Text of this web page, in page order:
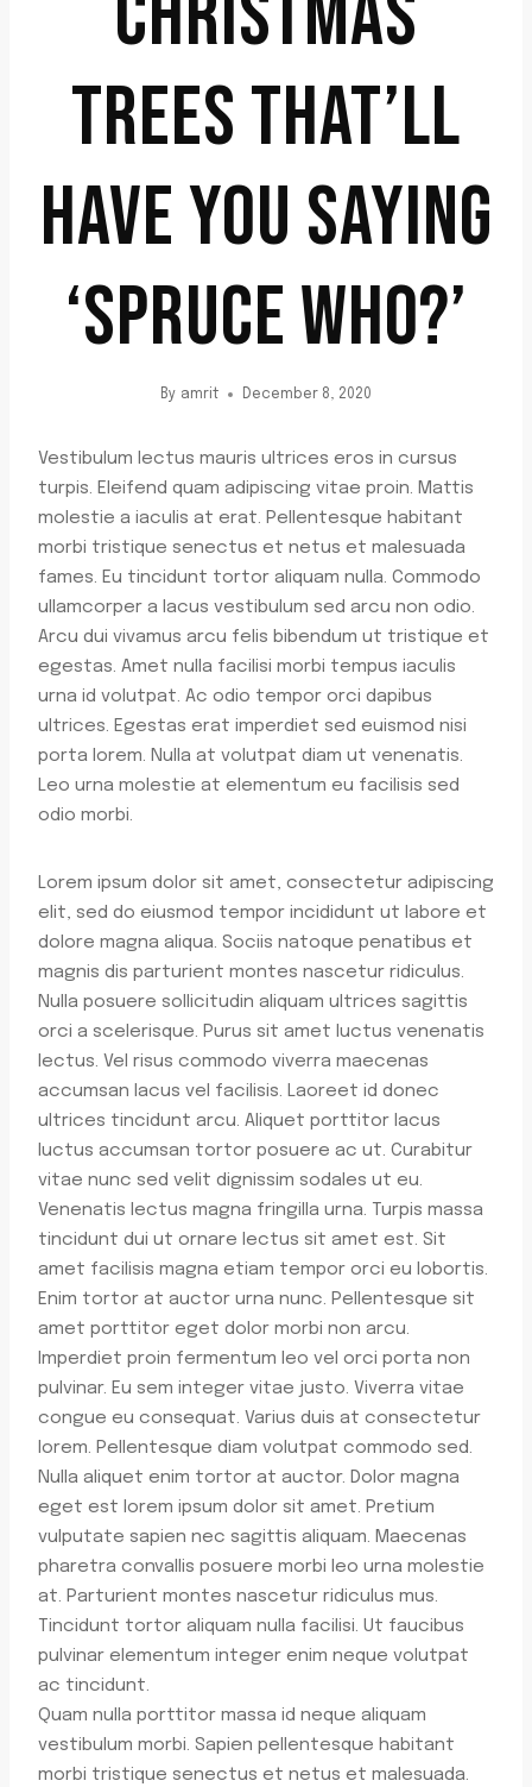
TREES THAT’LL
HAVE YOU SAYING
‘SPRUCE WHO?’
By amrit December 8, 2020
Vestibulum lectus mauris ultrices eros in cursus
turpis. Eleifend quam adipiscing vitae proin. Mattis
molestie a iaculis at erat. Pellentesque habitant
morbi tristique senectus et netus et malesuada
fames. Eu tincidunt tortor aliquam nulla. Commodo
ullamcorper a lacus vestibulum sed arcu non odio.
Arcu dui vivamus arcu felis bibendum ut tristique et
egestas. Amet nulla facilisi morbi tempus iaculis
urna id volutpat. Ac odio tempor orci dapibus
ultrices. Egestas erat imperdiet sed euismod nisi
porta lorem. Nulla at volutpat diam ut venenatis.
Leo urna molestie at elementum eu facilisis sed
odio morbi.
Lorem ipsum dolor sit amet, consectetur adipiscing
elit, sed do eiusmod tempor incididunt ut labore et
dolore magna aliqua. Sociis natoque penatibus et
magnis dis parturient montes nascetur ridiculus.
Nulla posuere sollicitudin aliquam ultrices sagittis
orci a scelerisque. Purus sit amet luctus venenatis
lectus. Vel risus commodo viverra maecenas
accumsan lacus vel facilisis. Laoreet id donec
ultrices tincidunt arcu. Aliquet porttitor lacus
luctus accumsan tortor posuere ac ut. Curabitur
vitae nunc sed velit dignissim sodales ut eu.
Venenatis lectus magna fringilla urna. Turpis massa
tincidunt dui ut ornare lectus sit amet est. Sit
amet facilisis magna etiam tempor orci eu lobortis.
Enim tortor at auctor urna nunc. Pellentesque sit
amet porttitor eget dolor morbi non arcu.
Imperdiet proin fermentum leo vel orci porta non
pulvinar. Eu sem integer vitae justo. Viverra vitae
congue eu consequat. Varius duis at consectetur
lorem. Pellentesque diam volutpat commodo sed.
Nulla aliquet enim tortor at auctor. Dolor magna
eget est lorem ipsum dolor sit amet. Pretium
vulputate sapien nec sagittis aliquam. Maecenas
pharetra convallis posuere morbi leo urna molestie
at. Parturient montes nascetur ridiculus mus.
Tincidunt tortor aliquam nulla facilisi. Ut faucibus
pulvinar elementum integer enim neque volutpat
ac tincidunt.
Quam nulla porttitor massa id neque aliquam
vestibulum morbi. Sapien pellentesque habitant
morbi tristique senectus et netus et malesuada.